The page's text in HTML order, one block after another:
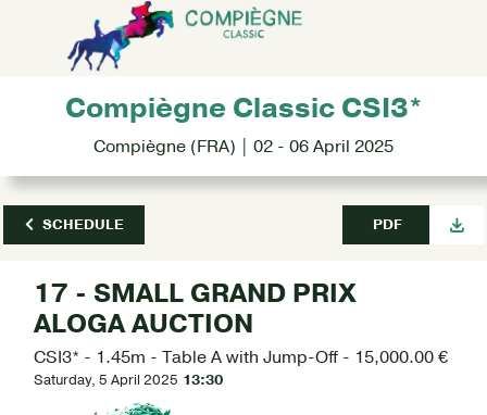
Compiègne Classic CSI3*
Compiègne (FRA) | 02 - 06 April 2025
SCHEDULE PDF
17 - SMALL GRAND PRIX
ALOGA AUCTION
CSI3* - 1.45m - Table A with Jump-Off - 15,000.00 €
Saturday, 5 April 2025 13:30